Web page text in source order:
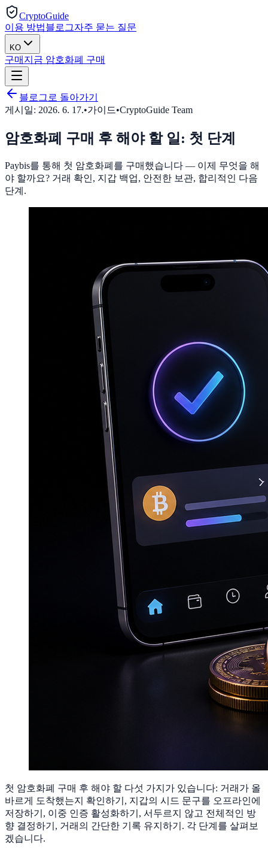
CryptoGuide
이용 방법블로그자주 묻는 질문
KO
구매 지금 암호화폐 구매
블로그로 돌아가기
게시일: 2026. 6. 17.•가이드•CryptoGuide Team
암호화폐 구매 후 해야 할 일: 첫 단계
Paybis를 통해 첫 암호화폐를 구매했습니다 — 이제 무엇을 해
야 할까요? 거래 확인, 지갑 백업, 안전한 보관, 합리적인 다음
단계.
첫 암호화폐 구매 후 해야 할 다섯 가지가 있습니다: 거래가 올
바르게 도착했는지 확인하기, 지갑의 시드 문구를 오프라인에
저장하기, 이중 인증 활성화하기, 서두르지 않고 전체적인 방
향 결정하기, 거래의 간단한 기록 유지하기. 각 단계를 살펴보
겠습니다.